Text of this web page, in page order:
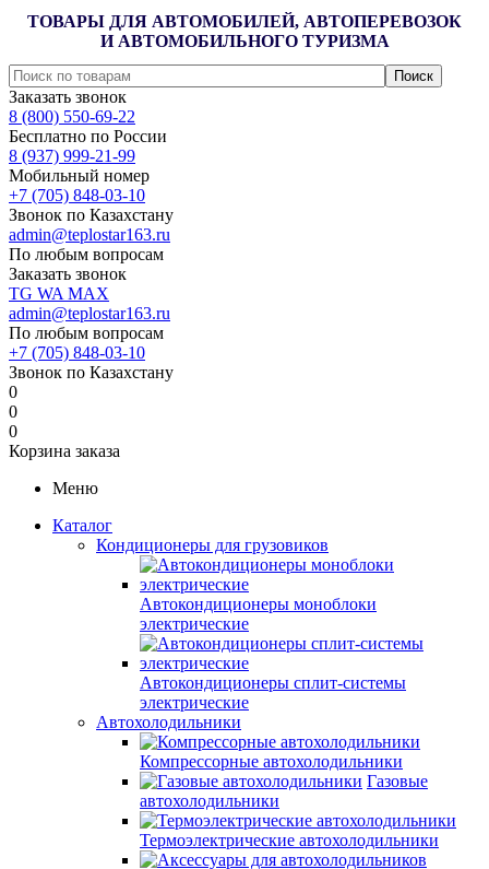
ТОВАРЫ ДЛЯ АВТОМОБИЛЕЙ, АВТОПЕРЕВОЗОК
И АВТОМОБИЛЬНОГО ТУРИЗМА
Заказать звонок
8 (800) 550-69-22
Бесплатно по России
8 (937) 999-21-99
Мобильный номер
+7 (705) 848-03-10
Звонок по Казахстану
admin@teplostar163.ru
По любым вопросам
Заказать звонок
TG WA MAX
admin@teplostar163.ru
По любым вопросам
+7 (705) 848-03-10
Звонок по Казахстану
0
0
0
Корзина заказа
Меню
Каталог
Кондиционеры для грузовиков
Автокондиционеры моноблоки
электрические
Автокондиционеры сплит-системы
электрические
Автохолодильники
Компрессорные автохолодильники
Газовые
автохолодильники
Термоэлектрические автохолодильники